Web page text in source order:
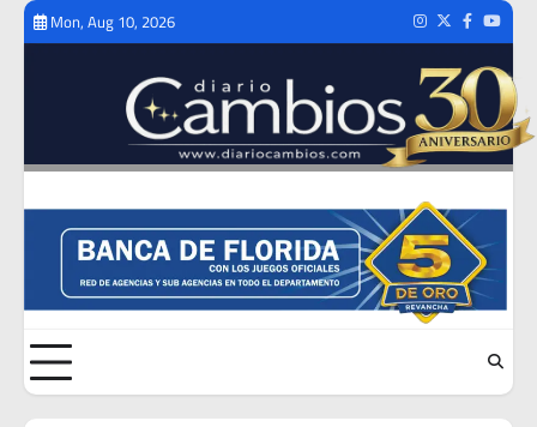
Skip
Mon, Aug 10, 2026 Instagram
TwitterFacebook